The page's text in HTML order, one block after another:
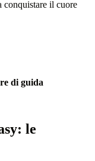
conquistare il cuore
di guida
le